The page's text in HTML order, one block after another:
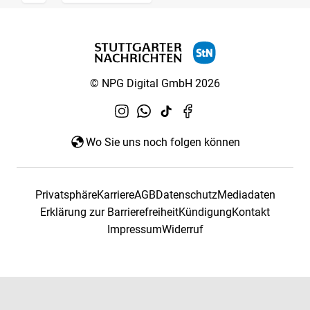
© NPG Digital GmbH 2026
Wo Sie uns noch folgen können
PrivatsphäreKarriereAGBDatenschutzMediadaten
Erklärung zur BarrierefreiheitKündigungKontakt
ImpressumWiderruf